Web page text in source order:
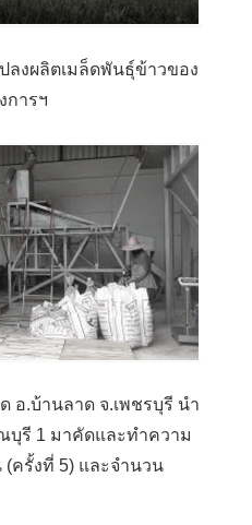
ลงผลิตเมล็ดพันธุ์ข้าวของ
การฯ
อ.บ้านลาด จ.เพชรบุรี นำ
รี 1 มาคัดและทำความ
(ครั้งที่ 5) และจำนวน